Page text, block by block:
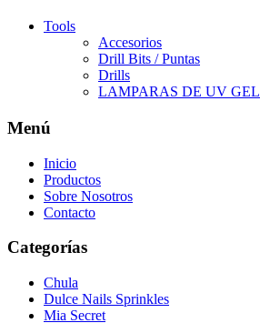
Tools
Accesorios
Drill Bits / Puntas
Drills
LAMPARAS DE UV GEL
Menú
Inicio
Productos
Sobre Nosotros
Contacto
Categorías
Chula
Dulce Nails Sprinkles
Mia Secret